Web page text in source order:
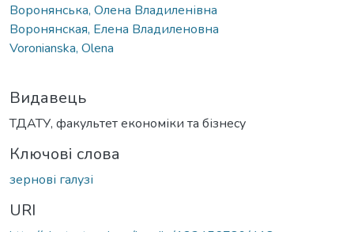
Воронянська, Олена Владиленівна
Воронянская, Елена Владиленовна
Voronianska, Olena
Видавець
ТДАТУ, факультет економіки та бізнесу
Ключові слова
зернові галузі
URI